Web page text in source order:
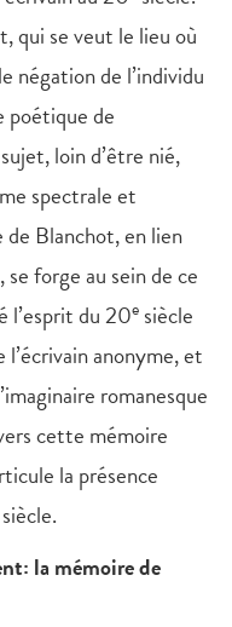
qui se veut le lieu où
négation de l’individu
poétique de
loin d’être nié,
spectrale et
Blanchot, en lien
forge au sein de ce
l’esprit du 20e siècle
anonyme, et
romanesque
cette mémoire
la présence
siècle.
la mémoire de